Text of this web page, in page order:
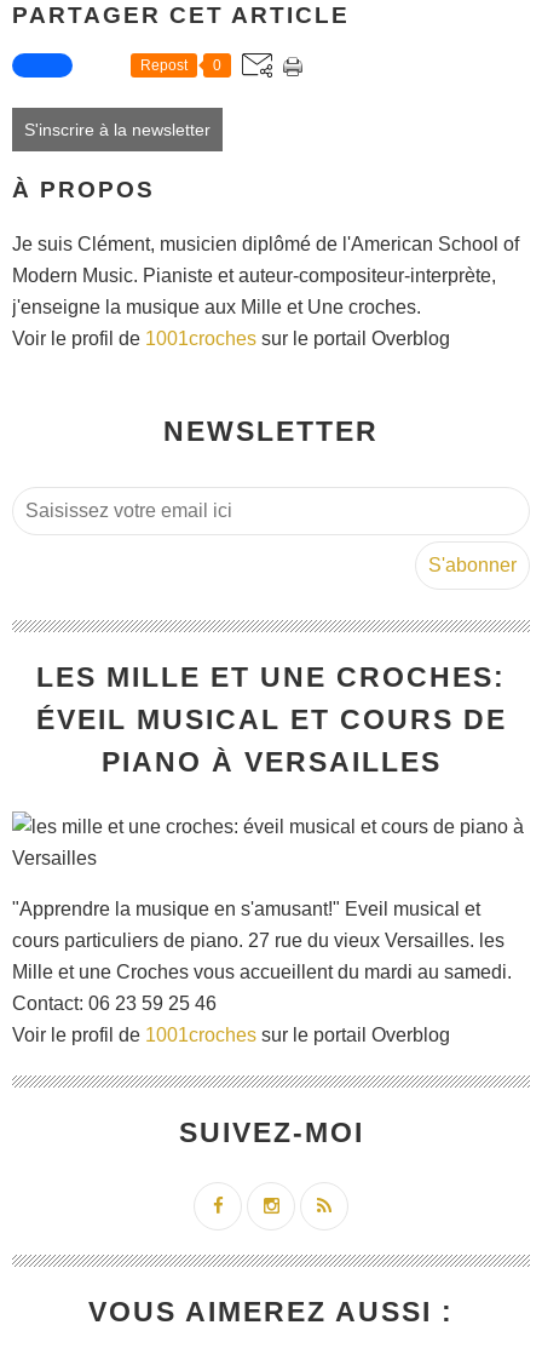
PARTAGER CET ARTICLE
Repost 0
S'inscrire à la newsletter
À PROPOS
Je suis Clément, musicien diplômé de l'American School of
Modern Music. Pianiste et auteur-compositeur-interprète,
j'enseigne la musique aux Mille et Une croches.
Voir le profil de 1001croches sur le portail Overblog
NEWSLETTER
LES MILLE ET UNE CROCHES:
ÉVEIL MUSICAL ET COURS DE
PIANO À VERSAILLES
"Apprendre la musique en s'amusant!" Eveil musical et
cours particuliers de piano. 27 rue du vieux Versailles. les
Mille et une Croches vous accueillent du mardi au samedi.
Contact: 06 23 59 25 46
Voir le profil de 1001croches sur le portail Overblog
SUIVEZ-MOI
VOUS AIMEREZ AUSSI :